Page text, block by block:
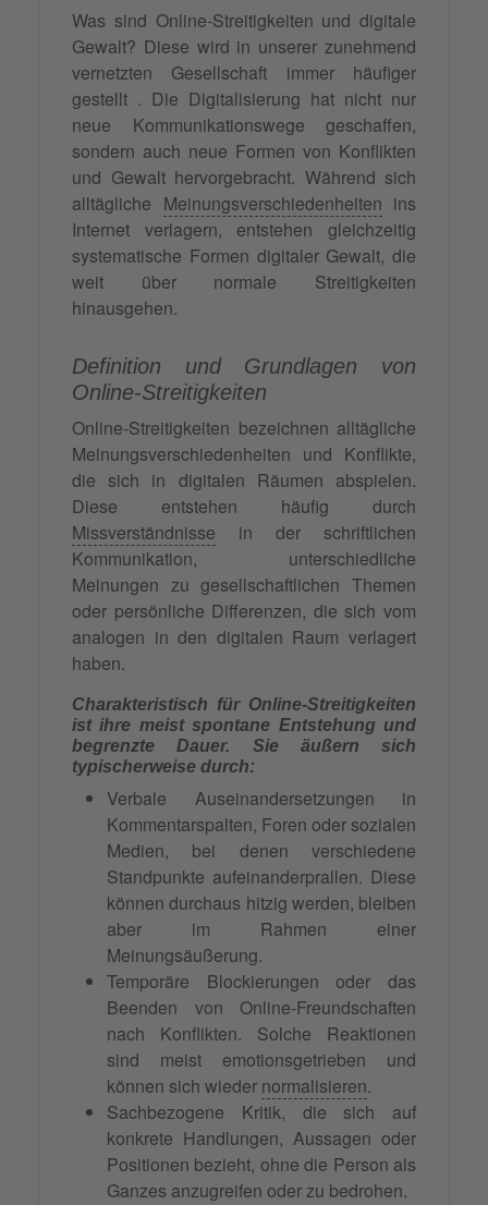
Was sind Online-Streitigkeiten und digitale
Gewalt? Diese wird in unserer zunehmend
vernetzten Gesellschaft immer häufiger
gestellt . Die Digitalisierung hat nicht nur
neue Kommunikationswege geschaffen,
sondern auch neue Formen von Konflikten
und Gewalt hervorgebracht. Während sich
alltägliche Meinungsverschiedenheiten ins
Internet verlagern, entstehen gleichzeitig
systematische Formen digitaler Gewalt, die
weit über normale Streitigkeiten
hinausgehen.
Definition und Grundlagen von
Online-Streitigkeiten
Online-Streitigkeiten bezeichnen alltägliche
Meinungsverschiedenheiten und Konflikte,
die sich in digitalen Räumen abspielen.
Diese entstehen häufig durch
Missverständnisse in der schriftlichen
Kommunikation, unterschiedliche
Meinungen zu gesellschaftlichen Themen
oder persönliche Differenzen, die sich vom
analogen in den digitalen Raum verlagert
haben.
Charakteristisch für Online-Streitigkeiten
ist ihre meist spontane Entstehung und
begrenzte Dauer. Sie äußern sich
typischerweise durch:
Verbale Auseinandersetzungen in
Kommentarspalten, Foren oder sozialen
Medien, bei denen verschiedene
Standpunkte aufeinanderprallen. Diese
können durchaus hitzig werden, bleiben
aber im Rahmen einer
Meinungsäußerung.
Temporäre Blockierungen oder das
Beenden von Online-Freundschaften
nach Konflikten. Solche Reaktionen
sind meist emotionsgetrieben und
können sich wieder normalisieren.
Sachbezogene Kritik, die sich auf
konkrete Handlungen, Aussagen oder
Positionen bezieht, ohne die Person als
Ganzes anzugreifen oder zu bedrohen.